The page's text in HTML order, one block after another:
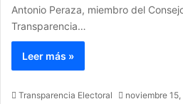
Antonio Peraza, miembro del
Transparencia…
Leer más »
Transparencia Electoral noviembre